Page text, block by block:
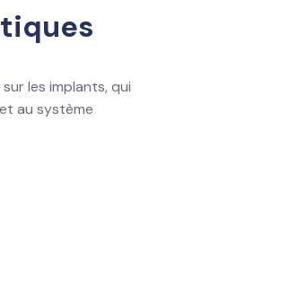
les implants, qui
au système